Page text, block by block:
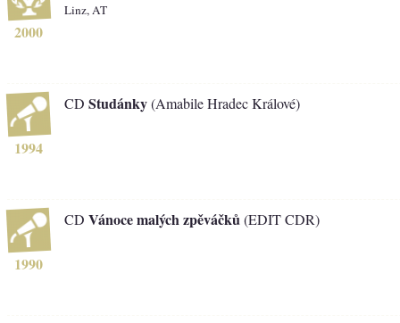
2000
Linz, AT
1994
CD Studánky(Amabile Hradec Králové)
1990
CD Vánoce malých zpěváčků (EDIT CDR)